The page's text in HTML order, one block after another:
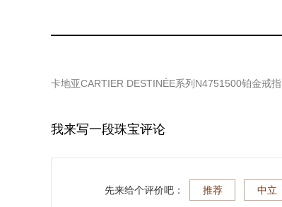
卡地亚CARTIER DESTINÉE系列N4751500铂金戒指
我来写一段珠宝评论
先来给个评价吧： 推荐 中立